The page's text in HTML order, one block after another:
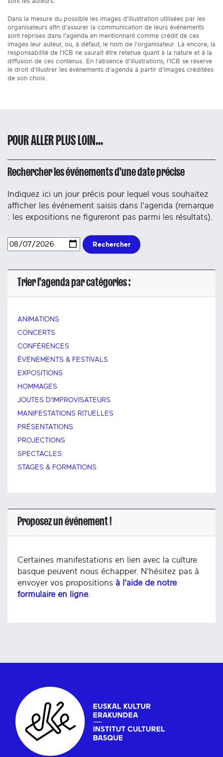
sont les auteurs.
Dans la mesure du possible les images d'illustration utilisées par les
organisateurs afin d'assurer la communication de leurs événements
sont reprises dans l'agenda en mentionnant comme crédit de ces
images leur auteur, ou, à défaut, le nom de l'organisateur. Là encore, la
responsabilité de l'ICB ne saurait être retenue quant à la nature et à la
diffusion de ces contenus. En l'absence d'illustrations, l'ICB se réserve
le droit d'illustrer les événements d'agenda à partir d'images créditées
de son choix.
POUR ALLER PLUS LOIN...
Rechercher les événements d'une date précise
Indiquez ici un jour précis pour lequel vous souhaitez
afficher les événement saisis dans l'agenda (remarque
: les expositions ne figureront pas parmi les résultats).
Rechercher
Trier l'agenda par catégories :
ANIMATIONS
CONCERTS
CONFÉRENCES
ÉVÉNEMENTS & FESTIVALS
EXPOSITIONS
HOMMAGES
JOUTES D'IMPROVISATEURS
MANIFESTATIONS RITUELLES
PRÉSENTATIONS
PROJECTIONS
SPECTACLES
STAGES & FORMATIONS
Proposez un événement !
Certaines manifestations en lien avec la culture
basque peuvent nous échapper. N'hésitez pas à
envoyer vos propositions à l'aide de notre
formulaire en ligne.